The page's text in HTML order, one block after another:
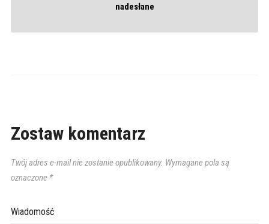
nadesłane
Zostaw komentarz
Twój adres e-mail nie zostanie opublikowany. Wymagane pola są
oznaczone *
Wiadomość